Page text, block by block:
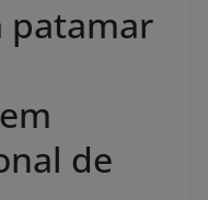
patamar
de